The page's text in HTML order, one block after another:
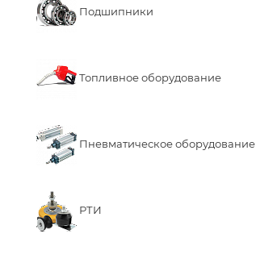
Подшипники
Топливное оборудование
Пневматическое оборудование
РТИ